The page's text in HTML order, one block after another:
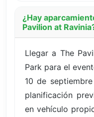
¿Hay
Pavilion at
Llegar a The
Park para el
10 de
planificación
en vehículo